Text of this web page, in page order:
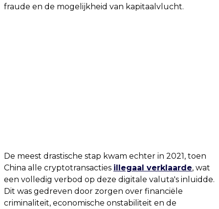
fraude en de mogelijkheid van kapitaalvlucht.
De meest drastische stap kwam echter in 2021, toen
China alle cryptotransacties illegaal verklaarde, wat
een volledig verbod op deze digitale valuta's inluidde.
Dit was gedreven door zorgen over financiële
criminaliteit, economische onstabiliteit en de